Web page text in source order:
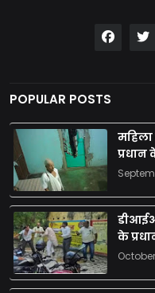
POPULAR POSTS
प्रधान
के